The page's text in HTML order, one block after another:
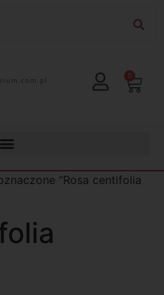
0
“Rosa centifolia